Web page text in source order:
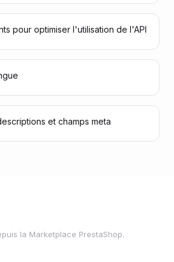
pour optimiser l'utilisation de l'API
et champs meta
la Marketplace PrestaShop.